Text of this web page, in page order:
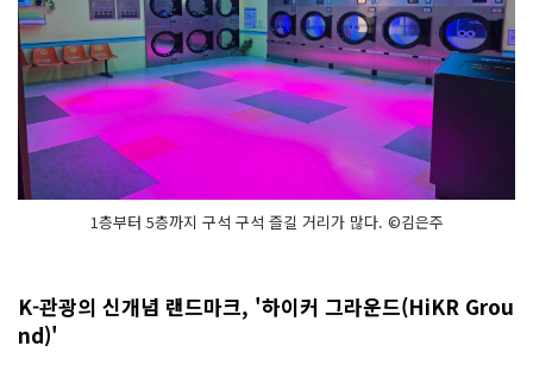
1층부터 5층까지 구석 구석 즐길 거리가 많다. ©김은주
K-관광의 신개념 랜드마크, '하이커 그라운드(HiKR Grou
nd)'